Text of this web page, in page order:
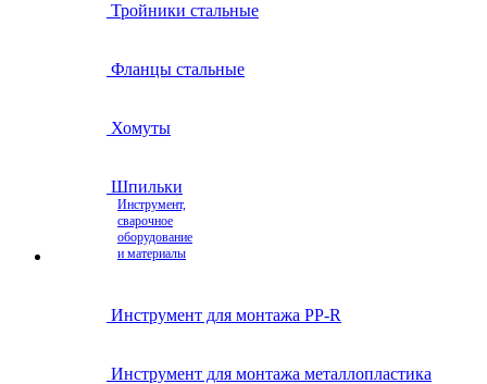
Тройники стальные
Фланцы стальные
Хомуты
Шпильки
Инструмент,
сварочное
оборудование
и материалы
Инструмент для монтажа PP-R
Инструмент для монтажа металлопластика